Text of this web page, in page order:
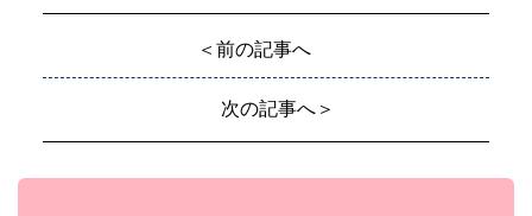
＜前の記事へ
次の記事へ＞